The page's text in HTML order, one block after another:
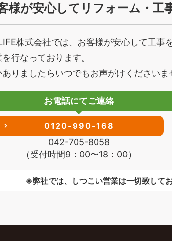
様が安心してリフォーム・工
株式会社では、お客様が安心して工事
行なっております。
ありましたらいつでもお声がけくださいま
お電話にてご連絡
0120-990-168
042-705-8058
（受付時間9：00〜18：00）
※弊社では、しつこい営業は一切致して